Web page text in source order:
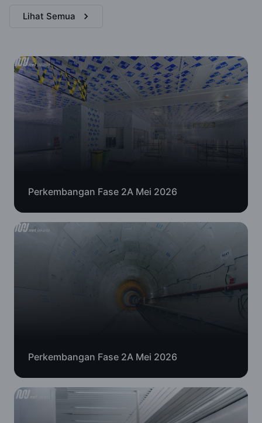
Lihat Semua
Perkembangan Fase 2A Mei 2026
Perkembangan Fase 2A Mei 2026